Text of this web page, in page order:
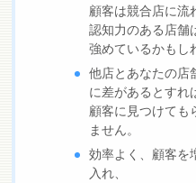
顧客は競合店に流
認知力のある店舗
強めているかもし
他店とあなたの店
に差があるとすれ
顧客に見つけても
ません。
効率よく、顧客を
入れ、